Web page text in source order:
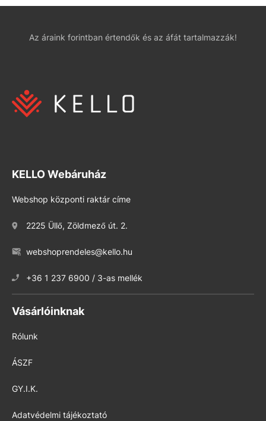
Az áraink forintban értendők és az áfát tartalmazzák!
KELLO Webáruház
Webshop központi raktár címe
2225 Üllő, Zöldmező út. 2.
webshoprendeles@kello.hu
+36 1 237 6900 / 3-as mellék
Vásárlóinknak
Rólunk
ÁSZF
GY.I.K.
Adatvédelmi tájékoztató